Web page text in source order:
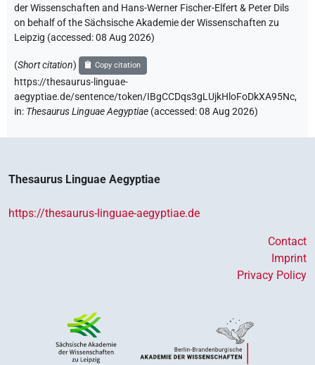
der Wissenschaften and Hans-Werner Fischer-Elfert & Peter Dils
on behalf of the Sächsische Akademie der Wissenschaften zu
Leipzig (accessed:08 Aug 2026)
(Short citation) Copy citation
https://thesaurus-linguae-
aegyptiae.de/sentence/token/IBgCCDqs3gLUjkHloFoDkXA95Nc,
in: Thesaurus Linguae Aegyptiae (accessed:08 Aug 2026)
Thesaurus Linguae Aegyptiae
https://thesaurus-linguae-aegyptiae.de
Contact
Imprint
Privacy Policy